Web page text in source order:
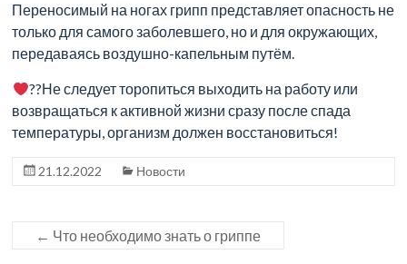
семьи.
Мы
объединили
лучших
врачей,
чтобы
позаботиться
Переносимый на ногах грипп представляет опасность не
только для самого заболевшего, но и для окружающих,
передаваясь воздушно-капельным путём.
??Не следует торопиться выходить на работу или
возвращаться к активной жизни сразу после спада
температуры, организм должен восстановиться!
21.12.2022 Новости
← Что необходимо знать о гриппе